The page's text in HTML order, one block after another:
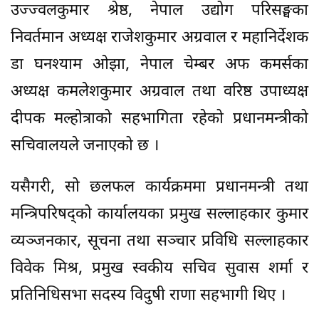
उज्ज्वलकुमार श्रेष्ठ, नेपाल उद्योग परिसङ्घका
निवर्तमान अध्यक्ष राजेशकुमार अग्रवाल र महानिर्देशक
डा घनश्याम ओझा, नेपाल चेम्बर अफ कमर्सका
अध्यक्ष कमलेशकुमार अग्रवाल तथा वरिष्ठ उपाध्यक्ष
दीपक मल्होत्राको सहभागिता रहेको प्रधानमन्त्रीको
सचिवालयले जनाएको छ ।
यसैगरी, सो छलफल कार्यक्रममा प्रधानमन्त्री तथा
मन्त्रिपरिषद्को कार्यालयका प्रमुख सल्लाहकार कुमार
व्यञ्जनकार, सूचना तथा सञ्चार प्रविधि सल्लाहकार
विवेक मिश्र, प्रमुख स्वकीय सचिव सुवास शर्मा र
प्रतिनिधिसभा सदस्य विदुषी राणा सहभागी थिए ।